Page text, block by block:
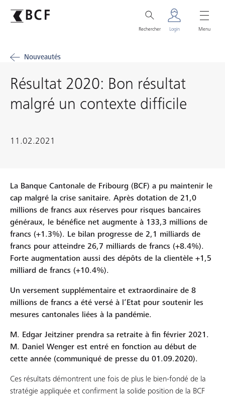
Rechercher Login Menu
Nouveautés
Résultat 2020: Bon résultat
malgré un contexte difficile
11.02.2021
La Banque Cantonale de Fribourg (BCF) a pu maintenir le
cap malgré la crise sanitaire. Après dotation de 21,0
millions de francs aux réserves pour risques bancaires
généraux, le bénéfice net augmente à 133,3 millions de
francs (+1.3%). Le bilan progresse de 2,1 milliards de
francs pour atteindre 26,7 milliards de francs (+8.4%).
Forte augmentation aussi des dépôts de la clientèle +1,5
milliard de francs (+10.4%).
Un versement supplémentaire et extraordinaire de 8
millions de francs a été versé à l’Etat pour soutenir les
mesures cantonales liées à la pandémie.
M. Edgar Jeitziner prendra sa retraite à fin février 2021.
M. Daniel Wenger est entré en fonction au début de
cette année (communiqué de presse du 01.09.2020).
Ces résultats démontrent une fois de plus le bien-fondé de la
stratégie appliquée et confirment la solide position de la BCF